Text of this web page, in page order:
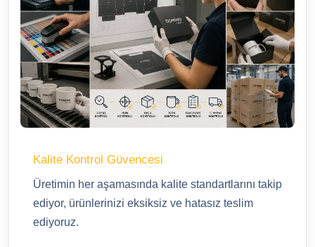
Kalite Kontrol Güvencesi
Üretimin her aşamasında kalite standartlarını takip
ediyor, ürünlerinizi eksiksiz ve hatasız teslim
ediyoruz.